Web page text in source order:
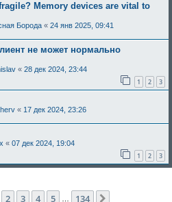
Memory devices are vital to
Борода « 24 янв 2025, 09:41
не может нормально
« 28 дек 2024, 23:44
1 2 3
« 17 дек 2024, 23:26
« 07 дек 2024, 19:04
1 2 3
из 134
2 3 4 5 134